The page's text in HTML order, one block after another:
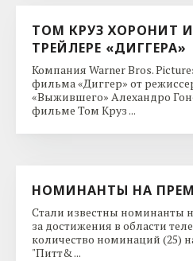
ТОМ КРУЗ ХОРОНИТ
ТРЕЙЛЕРЕ «ДИГГЕРА»
Компания Warner Bros.
фильма «Диггер» от
«Выжившего» Алехандро
фильме Том Круз ...
НОМИНАНТЫ НА
Стали известны номинанты
за достижения в области
количество номинаций (25)
"Питт& ...